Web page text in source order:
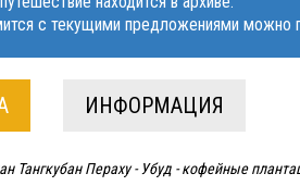
с текущими предложениями можно
ИНФОРМАЦИЯ
Тангкубан Пераху - Убуд - кофейные